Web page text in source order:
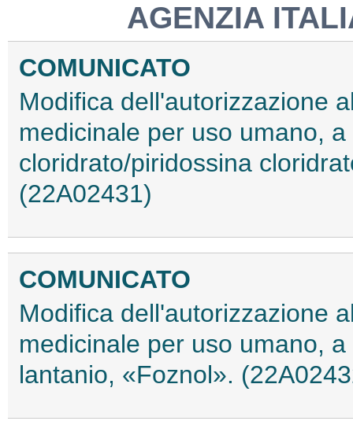
AGENZIA
COMUNICATO
Modifica dell'autorizzazione
medicinale per uso umano,
cloridrato/piridossina
(22A02431)
COMUNICATO
Modifica dell'autorizzazione
medicinale per uso umano,
lantanio, «Foznol».